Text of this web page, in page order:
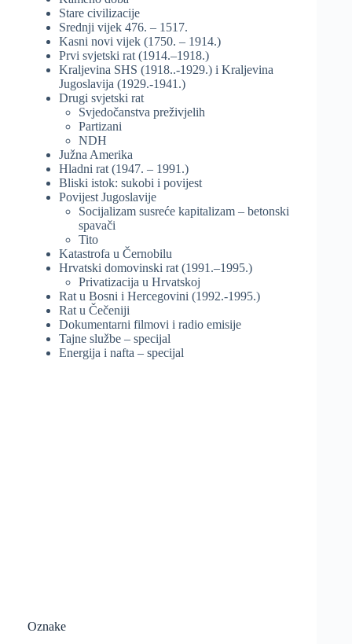
Stare civilizacije
Srednji vijek 476. – 1517.
Kasni novi vijek (1750. – 1914.)
Prvi svjetski rat (1914.–1918.)
Kraljevina SHS (1918..-1929.) i Kraljevina
Jugoslavija (1929.-1941.)
Drugi svjetski rat
Svjedočanstva preživjelih
Partizani
NDH
Južna Amerika
Hladni rat (1947. – 1991.)
Bliski istok: sukobi i povijest
Povijest Jugoslavije
Socijalizam susreće kapitalizam – betonski
spavači
Tito
Katastrofa u Černobilu
Hrvatski domovinski rat (1991.–1995.)
Privatizacija u Hrvatskoj
Rat u Bosni i Hercegovini (1992.-1995.)
Rat u Čečeniji
Dokumentarni filmovi i radio emisije
Tajne službe – specijal
Energija i nafta – specijal
Oznake